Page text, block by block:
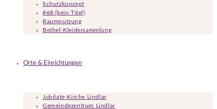
Schutzkonzept
#68 (kein Titel)
Raumnutzung
Bethel-Kleidersammlung
Orte & Einrichtungen
Jubilate-Kirche Lindlar
Gemeindezentrum Lindlar